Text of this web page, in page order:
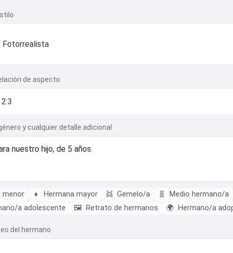
Fotorrealista
de aspecto
y cualquier detalle adicional
menor 👧 Hermana mayor 👯 Gemelo/a 🧬 Medio hermano/a
a adolescente 🖼️ Retrato de hermanos 🌍 Hermano/a
del hermano